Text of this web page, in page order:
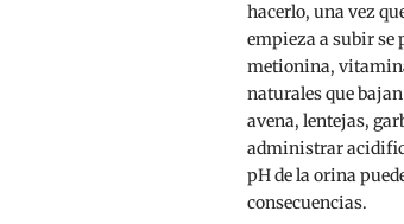
hacerlo, una vez
empieza a subir se
metionina,
naturales que
avena, lentejas,
administrar
pH de la orina
consecuencias.